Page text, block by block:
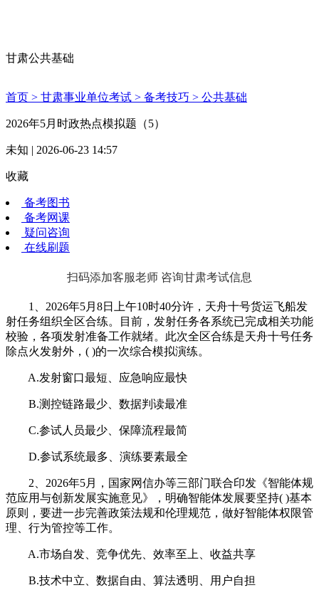
甘肃公共基础
首页 > 甘肃事业单位考试 > 备考技巧 > 公共基础
2026年5月时政热点模拟题（5）
未知 | 2026-06-23 14:57
收藏
备考图书
备考网课
疑问咨询
在线刷题
扫码添加客服老师 咨询甘肃考试信息
1、2026年5月8日上午10时40分许，天舟十号货运飞船发
射任务组织全区合练。目前，发射任务各系统已完成相关功能
校验，各项发射准备工作就绪。此次全区合练是天舟十号任务
除点火发射外，( )的一次综合模拟演练。
A.发射窗口最短、应急响应最快
B.测控链路最少、数据判读最准
C.参试人员最少、保障流程最简
D.参试系统最多、演练要素最全
2、2026年5月，国家网信办等三部门联合印发《智能体规
范应用与创新发展实施意见》，明确智能体发展要坚持( )基本
原则，要进一步完善政策法规和伦理规范，做好智能体权限管
理、行为管控等工作。
A.市场自发、竞争优先、效率至上、收益共享
B.技术中立、数据自由、算法透明、用户自担